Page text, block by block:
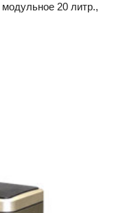
20 литр.,